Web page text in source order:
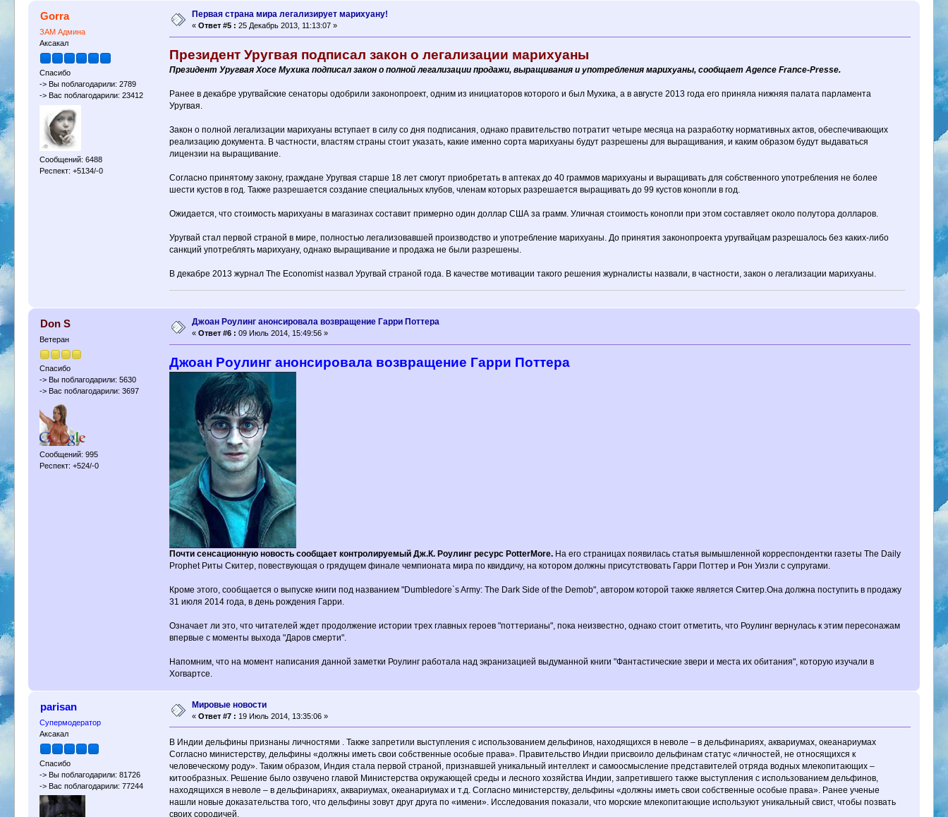
Gorra
ЗАМ Админа
Аксакал
Спасибо
-> Вы поблагодарили: 2789
-> Вас поблагодарили: 23412
Сообщений: 6488
Респект: +5134/-0
Первая страна мира легализирует марихуану!
«Ответ #5 : 25 Декабрь 2013, 11:13:07 »
Президент Уругвая подписал закон о легализации марихуаны
Президент Уругвая Хосе Мухика подписал закон о полной легализации продажи, выращивания и употребления марихуаны, сообщает Agence France-Presse.
Ранее в декабре уругвайские сенаторы одобрили законопроект, одним из инициаторов которого и был Мухика, а в августе 2013 года его приняла нижняя палата парламента
Уругвая.
Закон о полной легализации марихуаны вступает в силу со дня подписания, однако правительство потратит четыре месяца на разработку нормативных актов, обеспечивающих
реализацию документа. В частности, властям страны стоит указать, какие именно сорта марихуаны будут разрешены для выращивания, и каким образом будут выдаваться
лицензии на выращивание.
Согласно принятому закону, граждане Уругвая старше 18 лет смогут приобретать в аптеках до 40 граммов марихуаны и выращивать для собственного употребления не более
шести кустов в год. Также разрешается создание специальных клубов, членам которых разрешается выращивать до 99 кустов конопли в год.
Ожидается, что стоимость марихуаны в магазинах составит примерно один доллар США за грамм. Уличная стоимость конопли при этом составляет около полутора долларов.
Уругвай стал первой страной в мире, полностью легализовавшей производство и употребление марихуаны. До принятия законопроекта уругвайцам разрешалось без каких-либо
санкций употреблять марихуану, однако выращивание и продажа не были разрешены.
В декабре 2013 журнал The Economist назвал Уругвай страной года. В качестве мотивации такого решения журналисты назвали, в частности, закон о легализации марихуаны.
Don S
Ветеран
Спасибо
-> Вы поблагодарили: 5630
-> Вас поблагодарили: 3697
Сообщений: 995
Респект: +524/-0
Джоан Роулинг анонсировала возвращение Гарри Поттера
«Ответ #6 : 09 Июль 2014, 15:49:56 »
Джоан Роулинг анонсировала возвращение Гарри Поттера
Почти сенсационную новость сообщает контролируемый Дж.К. Роулинг ресурс PotterMore.На его страницах появилась статья вымышленной корреспондентки газеты The Daily
Prophet Риты Скитер, повествующая о грядущем финале чемпионата мира по квиддичу, на котором должны присутствовать Гарри Поттер и Рон Уизли с супругами.
Кроме этого, сообщается о выпуске книги под названием "Dumbledore`s Army: The Dark Side of the Demob", автором которой также является Скитер.Она должна поступить в продажу
31 июля 2014 года, в день рождения Гарри.
Означает ли это, что читателей ждет продолжение истории трех главных героев "поттерианы", пока неизвестно, однако стоит отметить, что Роулинг вернулась к этим пересонажам
впервые с моменты выхода "Даров смерти".
Напомним, что на момент написания данной заметки Роулинг работала над экранизацией выдуманной книги "Фантастические звери и места их обитания", которую изучали в
Хогвартсе.
parisan
Супермодератор
Аксакал
Спасибо
-> Вы поблагодарили: 81726
-> Вас поблагодарили: 77244
Мировые новости
«Ответ #7 : 19 Июль 2014, 13:35:06 »
В Индии дельфины признаны личностями . Также запретили выступления с использованием дельфинов, находящихся в неволе – в дельфинариях, аквариумах, океанариумах
Согласно министерству, дельфины «должны иметь свои собственные особые права». Правительство Индии присвоило дельфинам статус «личностей, не относящихся к
человеческому роду». Таким образом, Индия стала первой страной, признавшей уникальный интеллект и самоосмысление представителей отряда водных млекопитающих –
китообразных. Решение было озвучено главой Министерства окружающей среды и лесного хозяйства Индии, запретившего также выступления с использованием дельфинов,
находящихся в неволе – в дельфинариях, аквариумах, океанариумах и т.д. Согласно министерству, дельфины «должны иметь свои собственные особые права». Ранее ученые
нашли новые доказательства того, что дельфины зовут друг друга по «имени». Исследования показали, что морские млекопитающие используют уникальный свист, чтобы позвать
своих сородичей.